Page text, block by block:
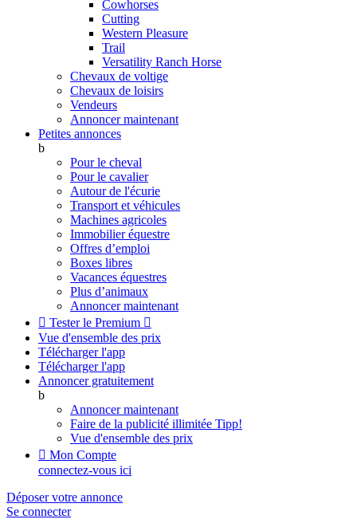
Cowhorses
Cutting
Western Pleasure
Trail
Versatility Ranch Horse
Chevaux de voltige
Chevaux de loisirs
Vendeurs
Annoncer maintenant
Petites annonces
b
Pour le cheval
Pour le cavalier
Autour de l'écurie
Transport et véhicules
Machines agricoles
Immobilier équestre
Offres d’emploi
Boxes libres
Vacances équestres
Plus d’animaux
Annoncer maintenant
 Tester le Premium 
Vue d'ensemble des prix
Télécharger l'app
Télécharger l'app
Annoncer gratuitement
b
Annoncer maintenant
Faire de la publicité illimitée Tipp!
Vue d'ensemble des prix
 Mon Compte
connectez-vous ici
Déposer votre annonce
Se connecter